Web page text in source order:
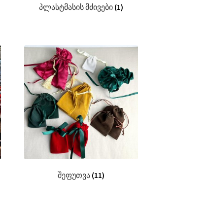
პლასტმასის მძივები (1)
შეფუთვა (11)